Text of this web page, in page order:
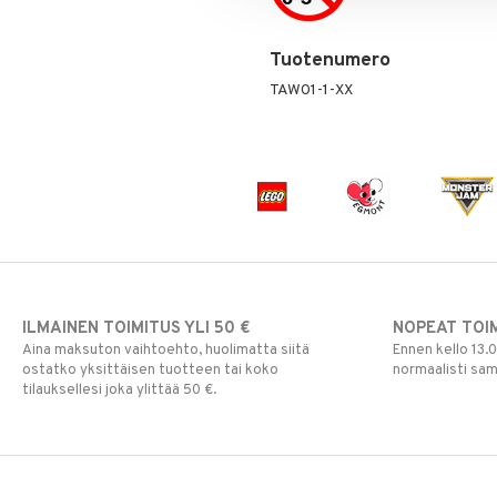
Tuotenumero
TAW01-1-XX
ILMAINEN TOIMITUS YLI 50 €
Aina maksuton vaihtoehto, huolimatta siitä
ostatko yksittäisen tuotteen tai koko
tilauksellesi joka ylittää 50 €.
NOPEAT
Ennen kello
normaalisti